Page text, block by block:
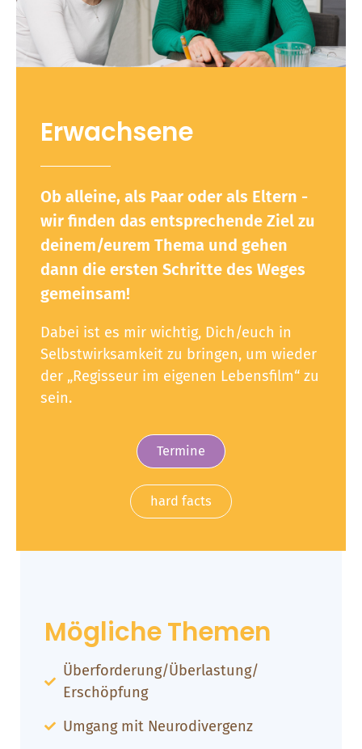
Erwachsene
Ob alleine, als Paar oder als Eltern -
wir finden das entsprechende Ziel zu
deinem/eurem Thema und gehen
dann die ersten Schritte des Weges
gemeinsam!
Dabei ist es mir wichtig, Dich/euch in
Selbstwirksamkeit zu bringen, um wieder
der „Regisseur im eigenen Lebensfilm“ zu
sein.
Termine
hard facts
Mögliche Themen
Überforderung/Überlastung/
Erschöpfung
Umgang mit Neurodivergenz